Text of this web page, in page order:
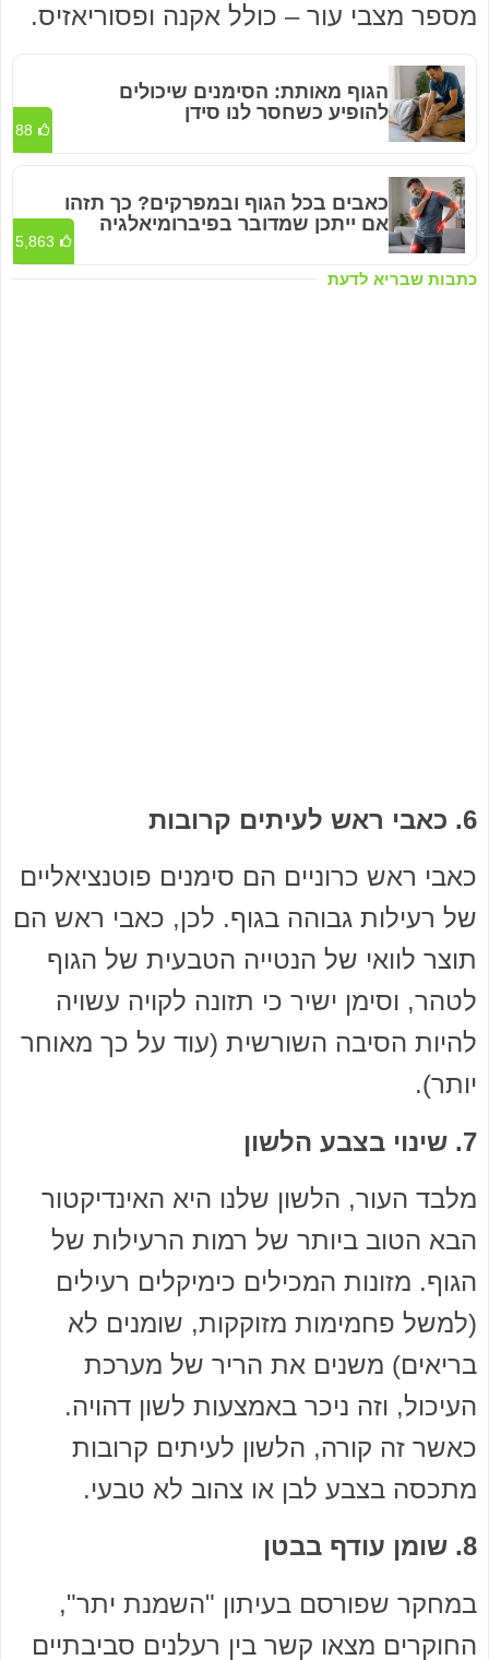
מספר מצבי עור – כולל אקנה ופסוריאזיס.
כתבות שבריא לדעת
הגוף מאותת: הסימנים שיכולים
להופיע כשחסר לנו סידן
88
כאבים בכל הגוף ובמפרקים? כך תזהו
אם ייתכן שמדובר בפיברומיאלגיה
5,863
6. כאבי ראש לעיתים קרובות
כאבי ראש כרוניים הם סימנים פוטנציאליים
של רעילות גבוהה בגוף. לכן, כאבי ראש הם
תוצר לוואי של הנטייה הטבעית של הגוף
לטהר, וסימן ישיר כי תזונה לקויה עשויה
להיות הסיבה השורשית (עוד על כך מאוחר
יותר).
7. שינוי בצבע הלשון
מלבד העור, הלשון שלנו היא האינדיקטור
הבא הטוב ביותר של רמות הרעילות של
הגוף. מזונות המכילים כימיקלים רעילים
(למשל פחמימות מזוקקות, שומנים לא
בריאים) משנים את הריר של מערכת
העיכול, וזה ניכר באמצעות לשון דהויה.
כאשר זה קורה, הלשון לעיתים קרובות
מתכסה בצבע לבן או צהוב לא טבעי.
8. שומן עודף בבטן
במחקר שפורסם בעיתון "השמנת יתר",
החוקרים מצאו קשר בין רעלנים סביבתיים